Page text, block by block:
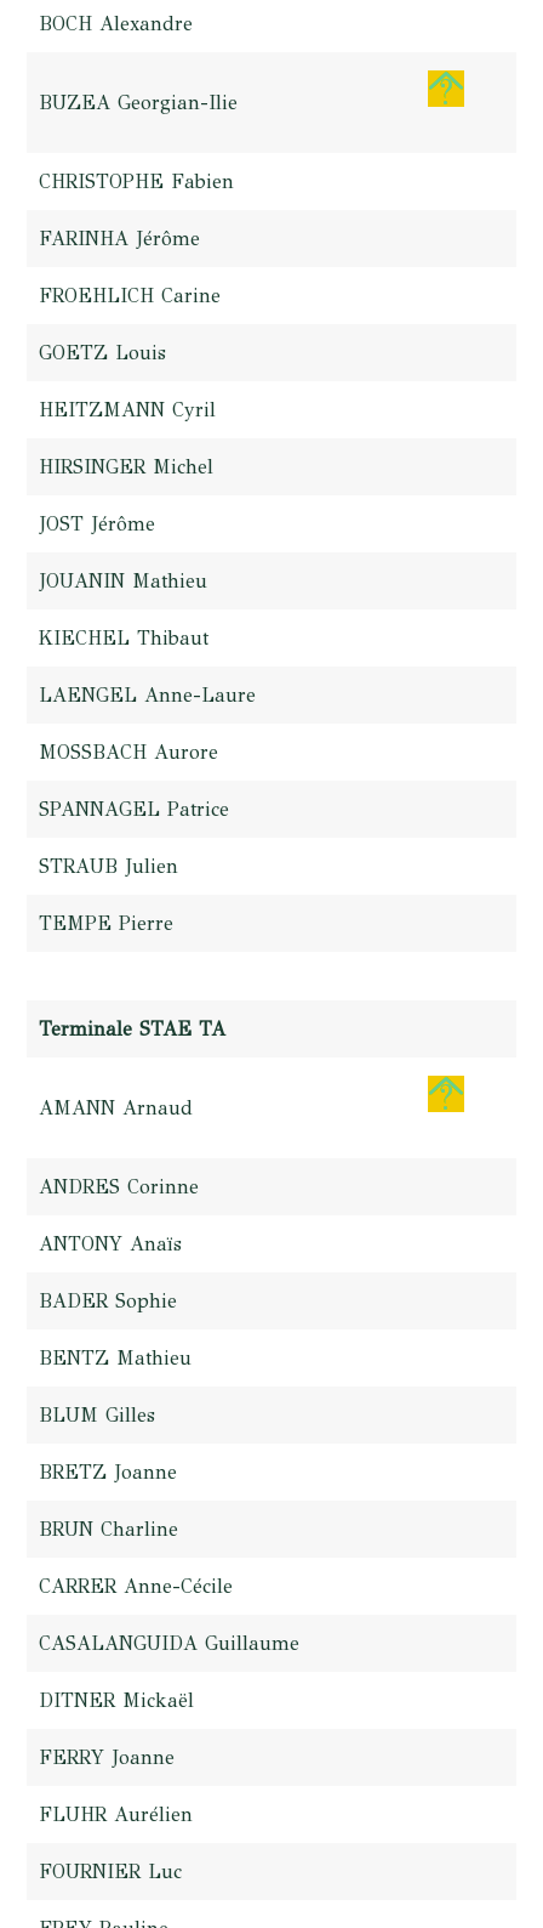
BOCH Alexandre
BUZEA Georgian-Ilie
CHRISTOPHE Fabien
FARINHA Jérôme
FROEHLICH Carine
GOETZ Louis
HEITZMANN Cyril
HIRSINGER Michel
JOST Jérôme
JOUANIN Mathieu
KIECHEL Thibaut
LAENGEL Anne-Laure
MOSSBACH Aurore
SPANNAGEL Patrice
STRAUB Julien
TEMPE Pierre
Terminale STAE TA
AMANN Arnaud
ANDRES Corinne
ANTONY Anaïs
BADER Sophie
BENTZ Mathieu
BLUM Gilles
BRETZ Joanne
BRUN Charline
CARRER Anne-Cécile
CASALANGUIDA Guillaume
DITNER Mickaël
FERRY Joanne
FLUHR Aurélien
FOURNIER Luc